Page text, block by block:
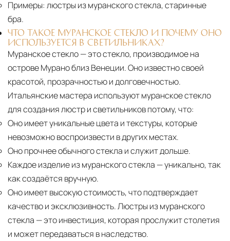
Примеры: люстры из муранского стекла, старинные
бра.
ЧТО ТАКОЕ МУРАНСКОЕ СТЕКЛО И ПОЧЕМУ ОНО
ИСПОЛЬЗУЕТСЯ В СВЕТИЛЬНИКАХ?
Муранское стекло — это стекло, производимое на
острове Мурано близ Венеции. Оно известно своей
красотой, прозрачностью и долговечностью.
Итальянские мастера используют муранское стекло
для создания люстр и светильников потому, что:
Оно имеет уникальные цвета и текстуры, которые
невозможно воспроизвести в других местах.
Оно прочнее обычного стекла и служит дольше.
Каждое изделие из муранского стекла — уникально, так
как создаётся вручную.
Оно имеет высокую стоимость, что подтверждает
качество и эксклюзивность. Люстры из муранского
стекла — это инвестиция, которая прослужит столетия
и может передаваться в наследство.